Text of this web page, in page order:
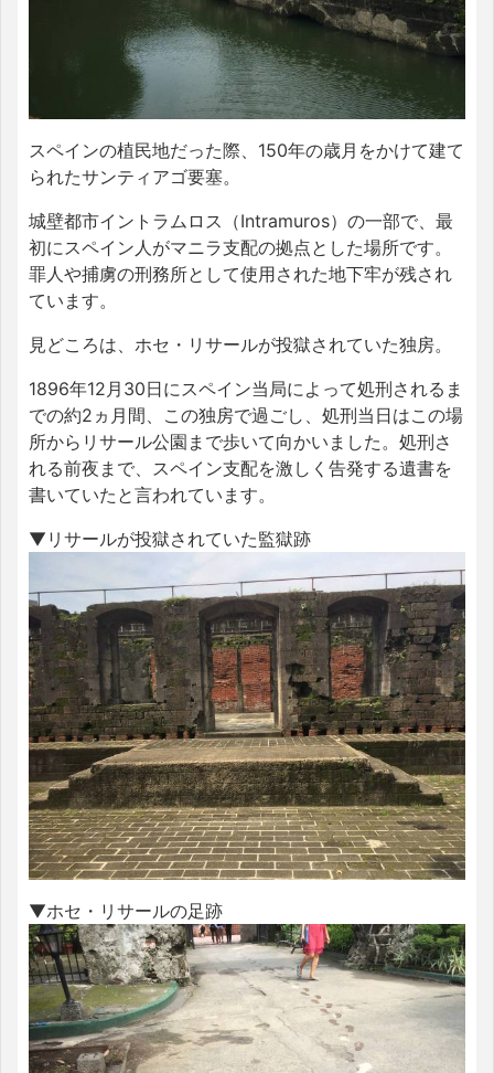
スペインの植民地だった際、150年の歳月をかけて建て
られたサンティアゴ要塞。
城壁都市イントラムロス（Intramuros）の一部で、最
初にスペイン人がマニラ支配の拠点とした場所です。
罪人や捕虜の刑務所として使用された地下牢が残され
ています。
見どころは、ホセ・リサールが投獄されていた独房。
1896年12月30日にスペイン当局によって処刑されるま
での約2ヵ月間、この独房で過ごし、処刑当日はこの場
所からリサール公園まで歩いて向かいました。処刑さ
れる前夜まで、スペイン支配を激しく告発する遺書を
書いていたと言われています。
▼リサールが投獄されていた監獄跡
▼ホセ・リサールの足跡